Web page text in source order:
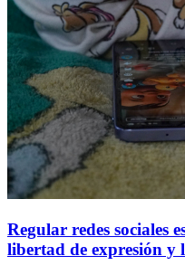
Regular redes sociales
libertad de expresión y